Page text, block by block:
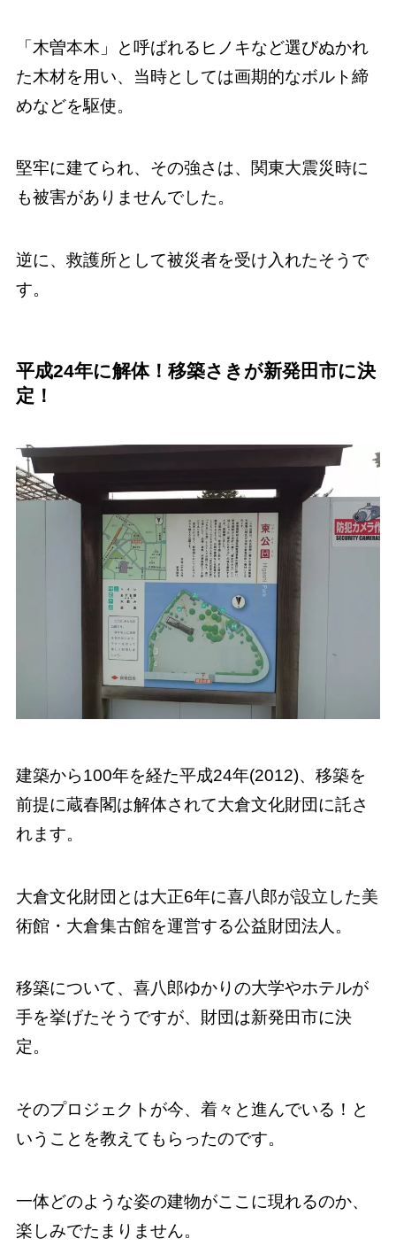
「木曽本木」と呼ばれるヒノキなど選びぬかれ
た木材を用い、当時としては画期的なボルト締
めなどを駆使。
堅牢に建てられ、その強さは、関東大震災時に
も被害がありませんでした。
逆に、救護所として被災者を受け入れたそうで
す。
平成24年に解体！移築さきが新発田市に決
定！
建築から100年を経た平成24年(2012)、移築を
前提に蔵春閣は解体されて大倉文化財団に託さ
れます。
大倉文化財団とは大正6年に喜八郎が設立した美
術館・大倉集古館を運営する公益財団法人。
移築について、喜八郎ゆかりの大学やホテルが
手を挙げたそうですが、財団は新発田市に決
定。
そのプロジェクトが今、着々と進んでいる！と
いうことを教えてもらったのです。
一体どのような姿の建物がここに現れるのか、
楽しみでたまりません。